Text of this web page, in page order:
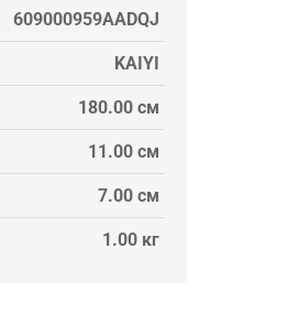
609000959AADQJ
KAIYI
180.00 см
11.00 см
7.00 см
1.00 кг